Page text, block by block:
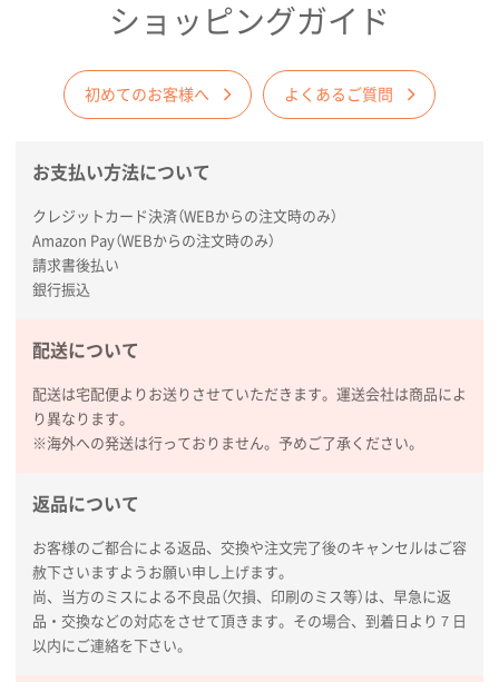
ワンポイントポリ袋 A4サイズ
2026年03月09日 08:27
ラミネート紙袋 規格L1サイズ(A4対応)
2026年02月26日 15:33
見積りの仕方が明確だったから
【オーダー商品】特別ご注文ページ04
柔軟かつスピーディーに対応してくれたため
2026年02月16日 14:47
大阪府F社様
【オーダー商品】特別ご注文ページ041枚
2026年02月13日 22:10
ショッピングガイド
初めてのお客様へ よくあるご質問
お支払い方法について
クレジットカード決済（WEBからの注文時のみ）
Amazon Pay（WEBからの注文時のみ）
請求書後払い
銀行振込
配送について
配送は宅配便よりお送りさせていただきます。運送会社は商品によ
り異なります。
※海外への発送は行っておりません。予めご了承ください。
返品について
お客様のご都合による返品、交換や注文完了後のキャンセルはご容
赦下さいますようお願い申し上げます。
尚、当方のミスによる不良品（欠損、印刷のミス等）は、早急に返
品・交換などの対応をさせて頂きます。その場合、到着日より７日
以内にご連絡を下さい。